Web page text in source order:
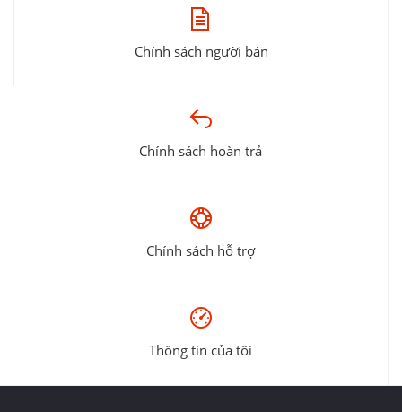
Chính sách người bán
Chính sách hoàn trả
Chính sách hỗ trợ
Thông tin của tôi